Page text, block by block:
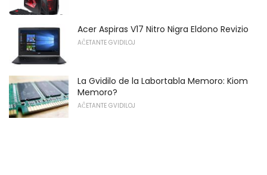
Acer Aspiras V17 Nitro Nigra Eldono Revizio
AĈETANTE GVIDILOJ
La Gvidilo de la Labortabla Memoro: Kiom
Memoro?
AĈETANTE GVIDILOJ